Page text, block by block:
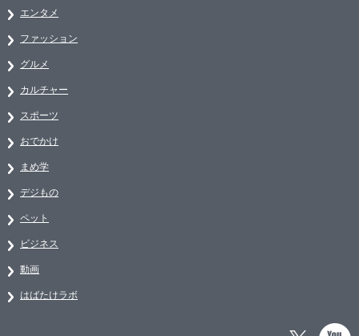
エンタメ
ファッション
グルメ
カルチャー
スポーツ
おでかけ
まめ学
デジもの
ペット
ビジネス
動画
はばたけラボ